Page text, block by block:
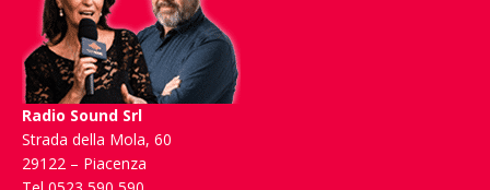
Radio Sound Srl
Strada della Mola, 60
29122 – Piacenza